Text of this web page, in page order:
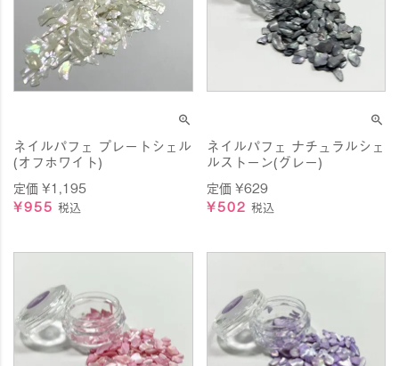
ネイルパフェ プレートシェル
(オフホワイト)
定価¥1,195
¥955 税込
ネイルパフェ ナチュラルシェ
ルストーン(グレー)
定価 ¥629
¥502 税込